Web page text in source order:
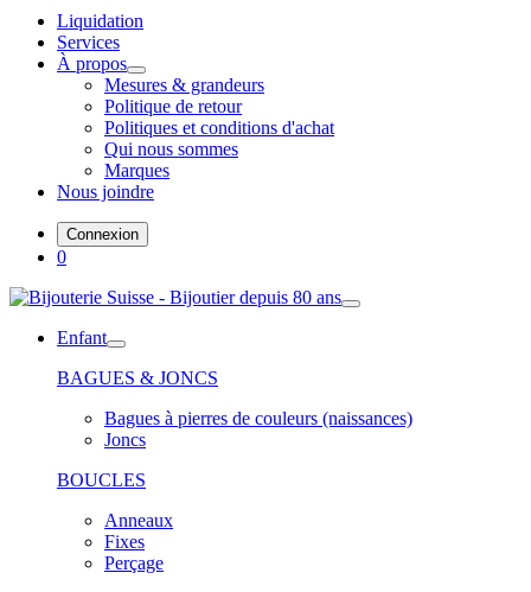
Liquidation
Services
À propos
Mesures & grandeurs
Politique de retour
Politiques et conditions d'achat
Qui nous sommes
Marques
Nous joindre
Connexion
0
Enfant
BAGUES & JONCS
Bagues à pierres de couleurs (naissances)
Joncs
BOUCLES
Anneaux
Fixes
Perçage